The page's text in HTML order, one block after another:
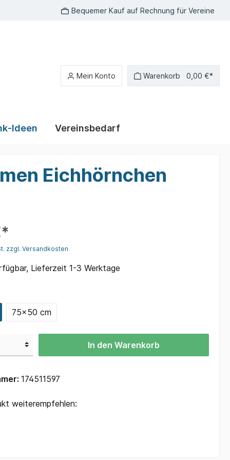
Bequemer Kauf auf Rechnung für Vereine
Mein Konto Warenkorb 0,00 €*
Ideen Vereinsbedarf
Polo-Shirts Kaninchen
Polo-Shirts Tauben
T-Shirt Sprüche
Eichhörnchen
zzgl. Versandkosten
Lieferzeit 1-3 Werktage
75x50 cm
In den Warenkorb
174511597
weiterempfehlen: